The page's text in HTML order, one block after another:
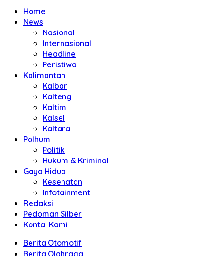
Home
News
Nasional
Internasional
Headline
Peristiwa
Kalimantan
Kalbar
Kalteng
Kaltim
Kalsel
Kaltara
Polhum
Politik
Hukum & Kriminal
Gaya Hidup
Kesehatan
Infotainment
Redaksi
Pedoman Silber
Kontal Kami
Berita Otomotif
Berita Olahraga